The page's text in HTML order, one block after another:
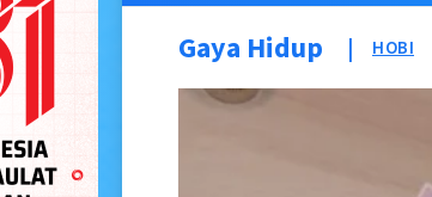
Gaya Hidup | HOBI